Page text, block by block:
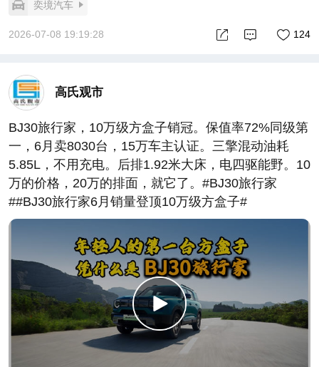
奕境汽车
2026-07-08 19:19:28 124
高氏观市
BJ30旅行家，10万级方盒子销冠。保值率72%同级第
一，6月卖8030台，15万车主认证。三擎混动油耗
5.85L，不用充电。后排1.92米大床，电四驱能野。10
万的价格，20万的排面，就它了。#BJ30旅行家
##BJ30旅行家6月销量登顶10万级方盒子#